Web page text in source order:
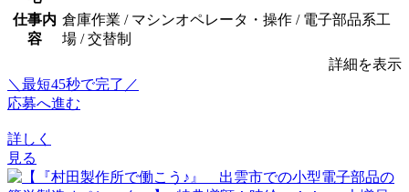
仕事内
容
倉庫作業 / マシンオペレータ・操作 / 電子部品系工
場 / 交替制
詳細を表示
＼最短45秒で完了／
応募へ進む
詳しく
見る